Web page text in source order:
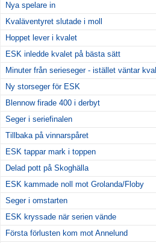
Nya spelare in
Kvaläventyret slutade i moll
Hoppet lever i kvalet
ESK inledde kvalet på bästa sätt
Minuter från serieseger - istället väntar kval
Ny storseger för ESK
Blennow firade 400 i derbyt
Seger i seriefinalen
Tillbaka på vinnarspåret
ESK tappar mark i toppen
Delad pott på Skoghälla
ESK kammade noll mot Grolanda/Floby
Seger i omstarten
ESK kryssade när serien vände
Första förlusten kom mot Annelund